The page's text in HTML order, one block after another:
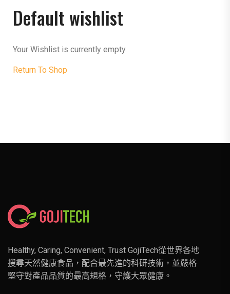
Default wishlist
Your Wishlist is currently empty.
Return To Shop
Healthy, Caring, Convenient, Trust GojiTech從世界各地
搜尋天然健康食品，配合最先進的科研技術，並嚴格
堅守對產品品質的最高規格，守護大眾健康。